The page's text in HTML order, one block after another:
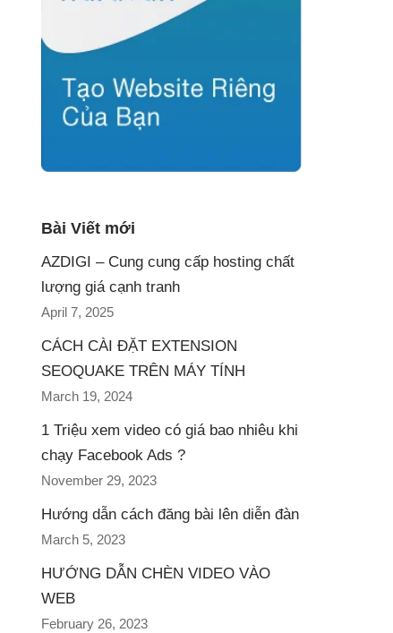
Bài Viết mới
AZDIGI – Cung cung cấp hosting chất
lượng giá cạnh tranh
April 7, 2025
CÁCH CÀI ĐẶT EXTENSION
SEOQUAKE TRÊN MÁY TÍNH
March 19, 2024
1 Triệu xem video có giá bao nhiêu khi
chạy Facebook Ads ?
November 29, 2023
Hướng dẫn cách đăng bài lên diễn đàn
March 5, 2023
HƯỚNG DẪN CHÈN VIDEO VÀO
WEB
February 26, 2023